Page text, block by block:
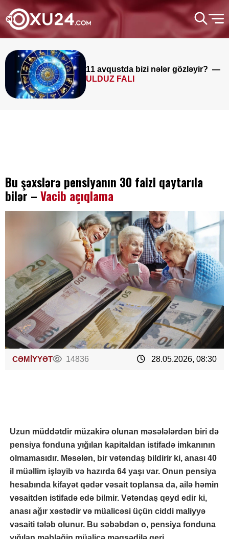
11 avqustda bizi nələr gözləyir? —
ULDUZ FALI
Bu şəxslərə pensiyanın 30 faizi qaytarıla
bilər – Vacib açıqlama
CƏMİYYƏT 14836 28.05.2026, 08:30
Uzun müddətdir müzakirə olunan məsələlərdən biri də
pensiya fonduna yığılan kapitaldan istifadə imkanının
olmamasıdır. Məsələn, bir vətəndaş bildirir ki, anası 40
il müəllim işləyib və hazırda 64 yaşı var. Onun pensiya
hesabında kifayət qədər vəsait toplansa da, ailə həmin
vəsaitdən istifadə edə bilmir. Vətəndaş qeyd edir ki,
anası ağır xəstədir və müalicəsi üçün ciddi maliyyə
vəsaiti tələb olunur. Bu səbəbdən o, pensiya fonduna